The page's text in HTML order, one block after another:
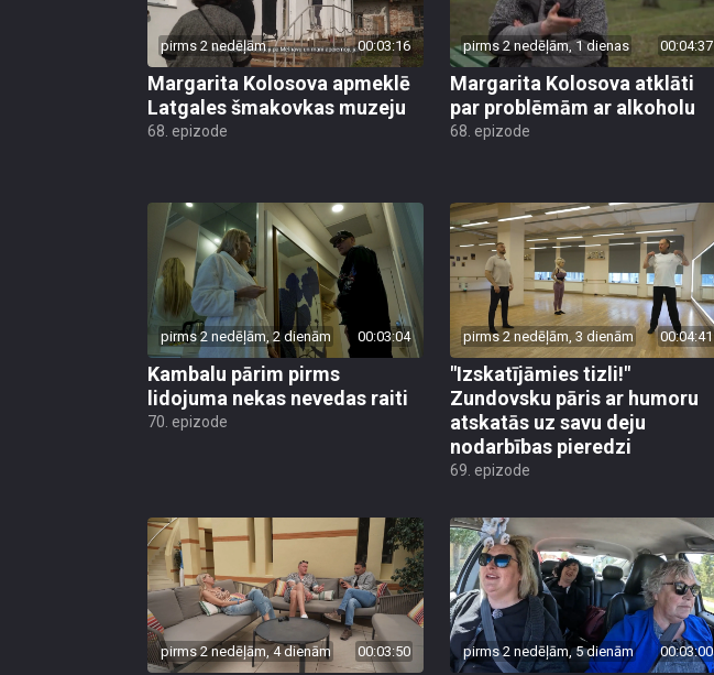
pirms 2 nedēļām 00:03:16
Margarita Kolosova apmeklē
Latgales šmakovkas muzeju
68. epizode
pirms 2 nedēļām, 1 dienas 00:04:37
Margarita Kolosova atklāti
par problēmām ar alkoholu
68. epizode
pirms 2 nedēļām, 2 dienām 00:03:04
Kambalu pārim pirms
lidojuma nekas nevedas raiti
70. epizode
pirms 2 nedēļām, 3 dienām 00:04:41
"Izskatījāmies tizli!"
Zundovsku pāris ar humoru
atskatās uz savu deju
nodarbības pieredzi
69. epizode
pirms 2 nedēļām, 4 dienām 00:03:50 pirms 2 nedēļām, 5 dienām 00:03:00